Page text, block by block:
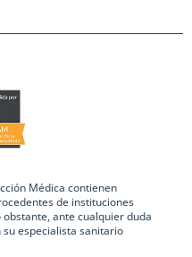
Médica contienen
de instituciones
ante cualquier duda
su especialista sanitario